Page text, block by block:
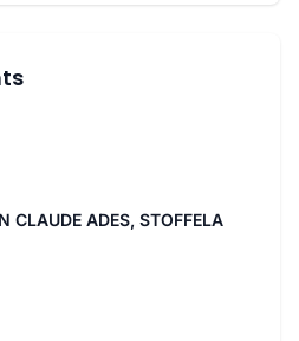
CLAUDE ADES, STOFFELA